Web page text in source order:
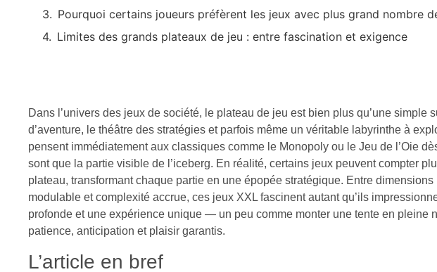
Pourquoi certains joueurs préfèrent les jeux avec plus grand nombre
Limites des grands plateaux de jeu : entre fascination et exigence
Dans l’univers des jeux de société, le plateau de jeu est bien plus qu’une simple
d’aventure, le théâtre des stratégies et parfois même un véritable labyrinthe à
pensent immédiatement aux classiques comme le Monopoly ou le Jeu de l’Oie
sont que la partie visible de l’iceberg. En réalité, certains jeux peuvent compter
plateau, transformant chaque partie en une épopée stratégique. Entre
modulable et complexité accrue, ces jeux XXL fascinent autant qu’ils
profonde et une expérience unique — un peu comme monter une tente en pleine
patience, anticipation et plaisir garantis.
L’article en bref